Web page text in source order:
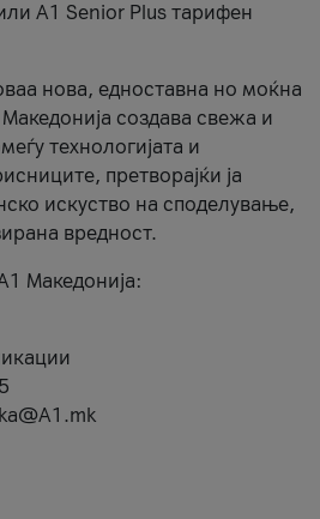
A1 Senior Plus тарифен
нова, едноставна но моќна
создава свежа и
технологијата и
претворајќи ја
искуство на споделување,
вредност.
Македонија: